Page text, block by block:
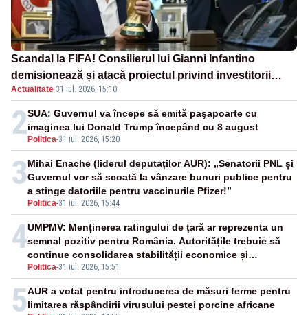
Scandal la FIFA! Consilierul lui Gianni Infantino
demisionează și atacă proiectul privind investitorii
străini
Actualitate·31 iul. 2026, 15:10
2Politica-31 iul. 2026, 15:20
SUA: Guvernul va începe să emită paşapoarte cu
imaginea lui Donald Trump începând cu 8 august
3
Politica-31 iul. 2026, 15:44
Mihai Enache (liderul deputaților AUR): „Senatorii PNL și
Guvernul vor să scoată la vânzare bunuri publice pentru
a stinge datoriile pentru vaccinurile Pfizer!”
4
Politica-31 iul. 2026, 15:51
UMPMV: Menținerea ratingului de țară ar reprezenta un
semnal pozitiv pentru România. Autoritățile trebuie să
continue consolidarea stabilității economice și
financiare
5AUR a votat pentru introducerea de măsuri ferme pentru
limitarea răspândirii virusului pestei porcine africane